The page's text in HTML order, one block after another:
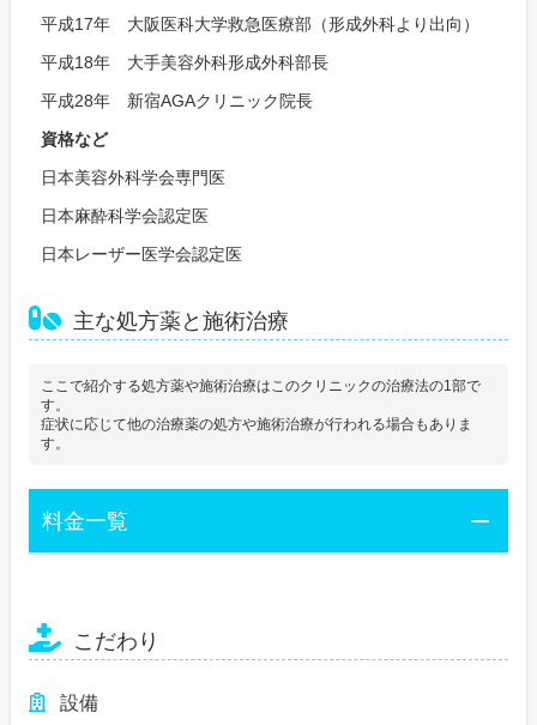
平成17年 大阪医科大学救急医療部（形成外科より出向）
平成18年 大手美容外科形成外科部長
平成28年 新宿AGAクリニック院長
資格など
日本美容外科学会専門医
日本麻酔科学会認定医
日本レーザー医学会認定医
主な処方薬と施術治療
ここで紹介する処方薬や施術治療はこのクリニックの治療法の1部で
す。
症状に応じて他の治療薬の処方や施術治療が行われる場合もありま
す。
料金一覧
こだわり
設備